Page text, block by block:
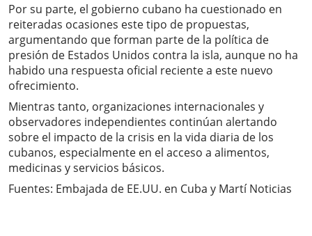
Por su parte, el gobierno cubano ha cuestionado en
reiteradas ocasiones este tipo de propuestas,
argumentando que forman parte de la política de
presión de Estados Unidos contra la isla, aunque no ha
habido una respuesta oficial reciente a este nuevo
ofrecimiento.
Mientras tanto, organizaciones internacionales y
observadores independientes continúan alertando
sobre el impacto de la crisis en la vida diaria de los
cubanos, especialmente en el acceso a alimentos,
medicinas y servicios básicos.
Fuentes: Embajada de EE.UU. en Cuba y Martí Noticias